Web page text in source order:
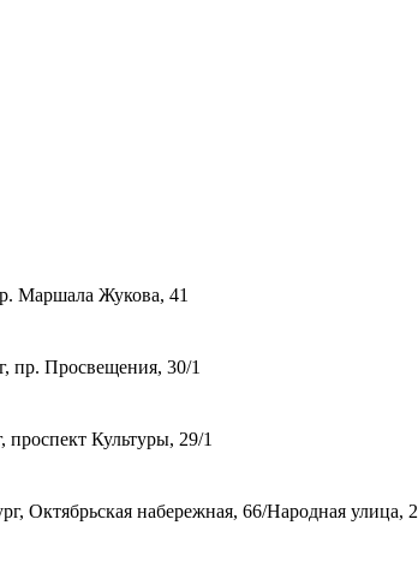
Маршала Жукова, 41
пр. Просвещения, 30/1
проспект Культуры, 29/1
Октябрьская набережная, 66/Народная улица, 2